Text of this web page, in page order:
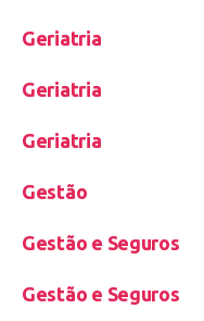
Geriatria
Geriatria
Geriatria
Gestão
Gestão e Seguros
Gestão e Seguros